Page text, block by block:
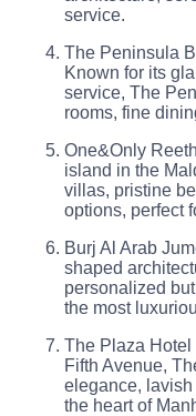
service.
The Peninsula
Known for its
service, The
rooms, fine
One&Only
island in the
villas, pristine
options, perfect
Burj Al Arab
shaped
personalized
the most
The Plaza Hotel
Fifth Avenue,
elegance,
the heart of